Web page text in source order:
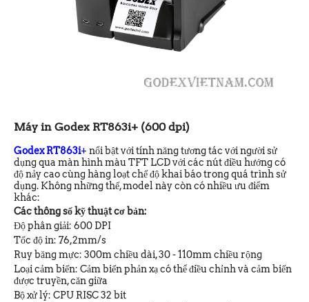
Máy in Godex RT863i+ (600 dpi)
Godex RT863i+ nổi bật với tính năng tương tác với người sử
dụng qua màn hình màu TFT LCD với các nút điều hướng có
độ nảy cao cùng hàng loạt chế độ khai báo trong quá trình sử
dụng. Không những thế, model này còn có nhiều ưu điểm
khác:
Các thông số kỹ thuật cơ bản:
Độ phân giải: 600 DPI
Tốc độ in: 76,2mm/s
Ruy băng mực: 300m chiều dài, 30 - 110mm chiều rộng
Loại cảm biến: Cảm biến phản xạ có thể điều chỉnh và cảm biến
được truyền, căn giữa
Bộ xử lý: CPU RISC 32 bit